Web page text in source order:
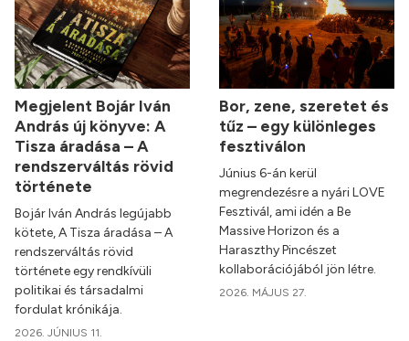
Megjelent Bojár Iván
András új könyve: A
Tisza áradása – A
rendszerváltás rövid
története
Bojár Iván András legújabb
kötete, A Tisza áradása – A
rendszerváltás rövid
története egy rendkívüli
politikai és társadalmi
fordulat krónikája.
2026. JÚNIUS 11.
Bor, zene, szeretet és
tűz – egy különleges
fesztiválon
Június 6-án kerül
megrendezésre a nyári LOVE
Fesztivál, ami idén a Be
Massive Horizon és a
Haraszthy Pincészet
kollaborációjából jön létre.
2026. MÁJUS 27.